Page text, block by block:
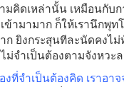
คิดเหล่านั้น เหมือนกับก
ามามาก ก็ให้เรานึกพุท
ก ยิงกระสุนทีละนัดคงไ
ม่จำเป็นต้องตามจังหวะ
งที่จำเป็นต้องคิด เราอา